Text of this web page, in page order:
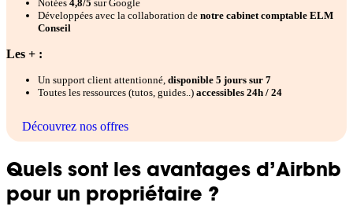
Notées 4,8/5 sur Google
Développées avec la collaboration de notre cabinet comptable ELM
Conseil
Les + :
Un support client attentionné, disponible 5 jours sur 7
Toutes les ressources (tutos, guides..) accessibles 24h / 24
Découvrez nos offres
Quels sont les avantages d’Airbnb
pour un propriétaire ?